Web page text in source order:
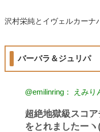
沢村栄純とイヴェルカーナ
バーバラ＆ジュリパ
@emilinring： えみり
超絶地獄級スコ
をとれましたー